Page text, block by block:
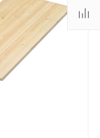
(48735) 4-03-85
г. Кимовск,
Первомайская д.41
Пн - Сб: 9.00-17.00 Вс:
9.00-15.00